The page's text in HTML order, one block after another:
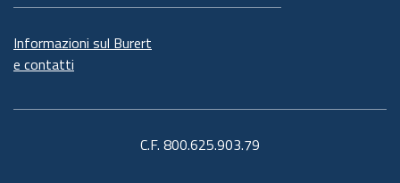
Informazioni sul Burert
e contatti
C.F. 800.625.903.79